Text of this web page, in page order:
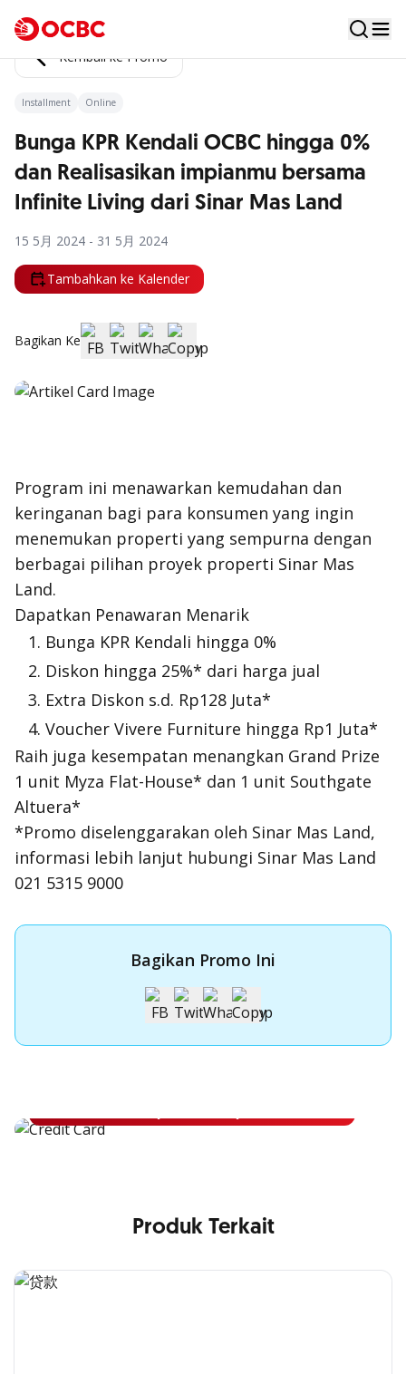
Kembali ke Promo
Installment Online
Bunga KPR Kendali OCBC hingga 0%
dan Realisasikan impianmu bersama
Infinite Living dari Sinar Mas Land
15 5月 2024 - 31 5月 2024
Tambahkan ke Kalender
Bagikan Ke
Program ini menawarkan kemudahan dan
keringanan bagi para konsumen yang ingin
menemukan properti yang sempurna dengan
berbagai pilihan proyek properti Sinar Mas
Land.
Dapatkan Penawaran Menarik
Bunga KPR Kendali hingga 0%
Diskon hingga 25%* dari harga jual
Extra Diskon s.d. Rp128 Juta*
Voucher Vivere Furniture hingga Rp1 Juta*
Raih juga kesempatan menangkan Grand Prize
1 unit Myza Flat-House* dan 1 unit Southgate
Altuera*
*Promo diselenggarakan oleh Sinar Mas Land,
informasi lebih lanjut hubungi Sinar Mas Land
021 5315 9000
Bagikan Promo Ini
Apply Kartu Kredit OCBC NISP
Produk Terkait